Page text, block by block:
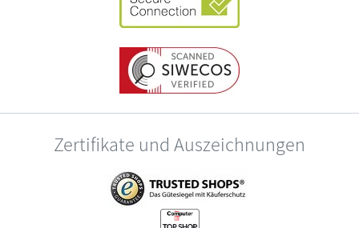
Zertifikate und Auszeichnungen